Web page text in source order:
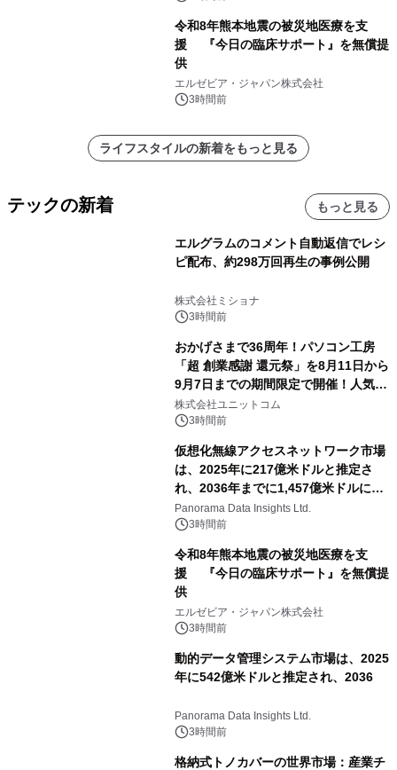
令和8年熊本地震の被災地医療を支
援 『今日の臨床サポート』を無償提
供
エルゼビア・ジャパン株式会社
3時間前
ライフスタイルの新着をもっと見る
テックの新着 もっと見る
エルグラムのコメント自動返信でレシ
ピ配布、約298万回再生の事例公開
株式会社ミショナ
3時間前
おかげさまで36周年！パソコン工房
「超 創業感謝 還元祭」を8月11日から
9月7日までの期間限定で開催！人気の
ゲーミングPCや高性能ノートPCなど
対象iiyama PCのご購入で最大3万円分
株式会社ユニットコム
3時間前
仮想化無線アクセスネットワーク市場
は、2025年に217億米ドルと推定さ
れ、2036年までに1,457億米ドルに達
すると予測されており、予測期間
（2026年～2036年）
Panorama Data Insights Ltd.
3時間前
令和8年熊本地震の被災地医療を支
援 『今日の臨床サポート』を無償提
供
エルゼビア・ジャパン株式会社
3時間前
動的データ管理システム市場は、2025
年に542億米ドルと推定され、2036
Panorama Data Insights Ltd.
3時間前
格納式トノカバーの世界市場：産業チ